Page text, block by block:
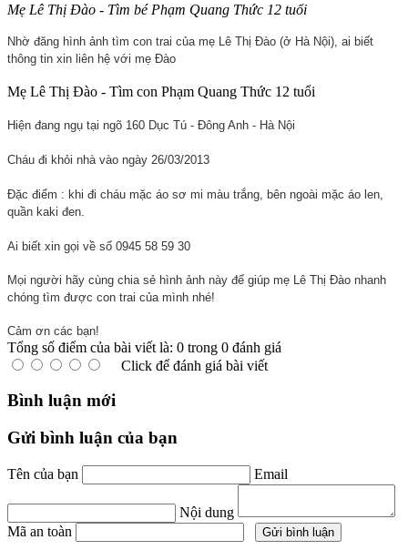
Mẹ Lê Thị Đào - Tìm bé Phạm Quang Thức 12 tuổi
Nhờ đăng hình ảnh tìm con trai của mẹ Lê Thị Đào (ở Hà Nội), ai biết
thông tin xin liên hệ với mẹ Đào
Mẹ Lê Thị Đào - Tìm con Phạm Quang Thức 12 tuổi
Hiện đang ngụ tại ngõ 160 Dục Tú - Đông Anh - Hà Nội
Cháu đi khỏi nhà vào ngày 26/03/2013
Đặc điểm : khi đi cháu mặc áo sơ mi màu trắng, bên ngoài mặc áo len,
quần kaki đen.
Ai biết xin gọi về số 0945 58 59 30
Mọi người hãy cùng chia sẻ hình ảnh này để giúp mẹ Lê Thị Đào nhanh
chóng tìm được con trai của mình nhé!
Cảm ơn các bạn!
Tổng số điểm của bài viết là: 0 trong 0 đánh giá
Click để đánh giá bài viết
Bình luận mới
Gửi bình luận của bạn
Tên của bạn Email
Nội dung
Mã an toàn